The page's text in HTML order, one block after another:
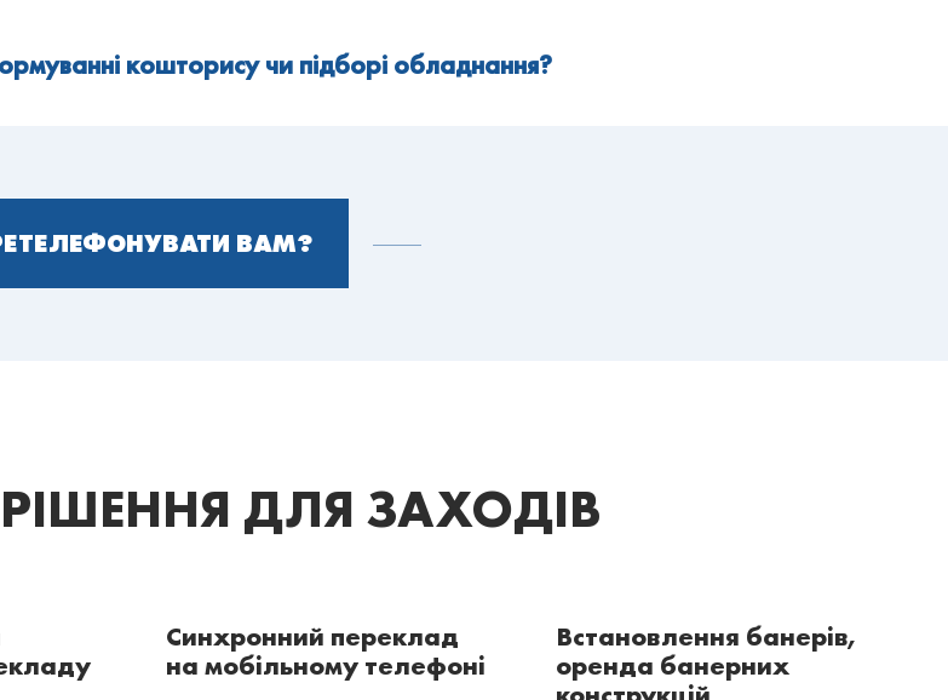
кошторису чи підборі обладнання?
ВАМ?
ДЛЯ ЗАХОДІВ
Синхронний переклад
на мобільному телефоні
Встановлення банерів,
оренда банерних